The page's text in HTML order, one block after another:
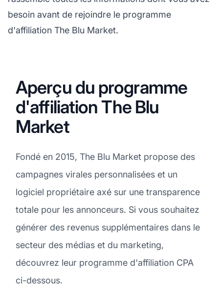
besoin avant de rejoindre le programme
d'affiliation The Blu Market.
Aperçu du programme
d'affiliation The Blu
Market
Fondé en 2015, The Blu Market propose des
campagnes virales personnalisées et un
logiciel propriétaire axé sur une transparence
totale pour les annonceurs. Si vous souhaitez
générer des revenus supplémentaires dans le
secteur des médias et du marketing,
découvrez leur programme d'affiliation CPA
ci-dessous.